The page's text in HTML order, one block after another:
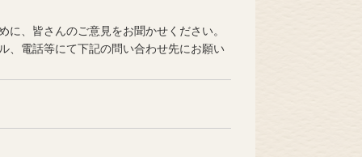
、皆さんのご意見をお聞かせください。
電話等にて下記の問い合わせ先にお願い